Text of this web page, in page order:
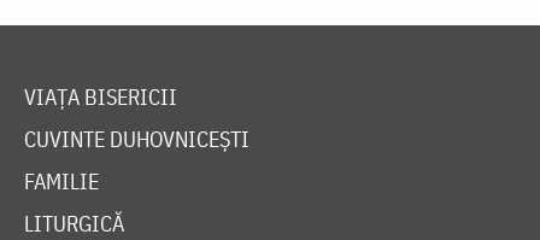
VIAȚA BISERICII
CUVINTE DUHOVNICEȘTI
FAMILIE
LITURGICĂ